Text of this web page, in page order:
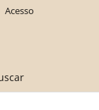
Acesso